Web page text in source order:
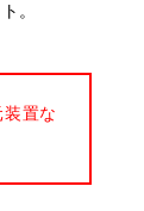
。
置な